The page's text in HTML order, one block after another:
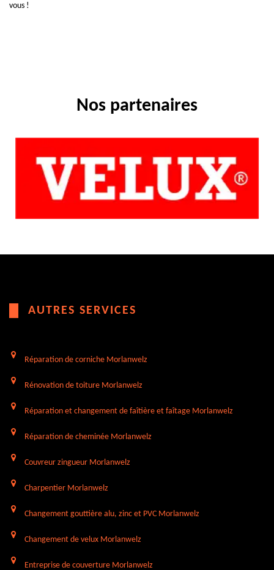
vous !
Nos partenaires
AUTRES SERVICES
Réparation de corniche Morlanwelz
Rénovation de toiture Morlanwelz
Réparation et changement de faîtière et faîtage Morlanwelz
Réparation de cheminée Morlanwelz
Couvreur zingueur Morlanwelz
Charpentier Morlanwelz
Changement gouttière alu, zinc et PVC Morlanwelz
Changement de velux Morlanwelz
Entreprise de couverture Morlanwelz